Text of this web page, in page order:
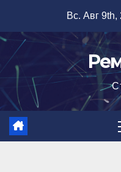
содержимому
Вс. Авг 9th,